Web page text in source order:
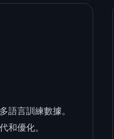
語言訓練數據。
和優化。